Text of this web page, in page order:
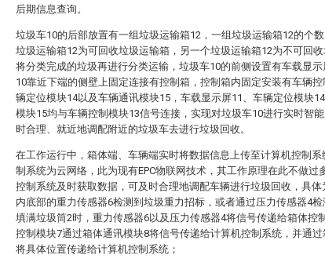
后期信息查询。
垃圾车10的后部放置有一组垃圾运输箱12，一组垃圾运输箱12的个
垃圾运输箱12为可回收垃圾运输箱，另一个垃圾运输箱12为不可回收
将分类完成的垃圾再进行分类运输，垃圾车10的前侧设置有车载显
10靠近下端的侧壁上固定连接有控制箱，控制箱内固定安装有车辆
辆定位模块14以及车辆通讯模块15，车载显示屏11、车辆定位模块
模块15均与车辆控制模块13信号连接，实现对垃圾车10进行实时智
时合理、就近地调配附近的垃圾车去进行垃圾回收。
在工作运行中，箱体端、车辆端实时将数据信息上传至计算机控制系
制系统为云网络，此为现有EPC物联网技术，其工作原理在此不做过
控制系统及时获取数据，可及时合理地调配车辆进行垃圾回收，具体
内底部的重力传感器6检测到垃圾重力招标，或者通过压力传感器4
填满垃圾筒2时，重力传感器6以及压力传感器4将信号传递给箱体控
控制模块7通过箱体通讯模块8将信号传递给计算机控制系统，并通
将具体位置传递给计算机控制系统；